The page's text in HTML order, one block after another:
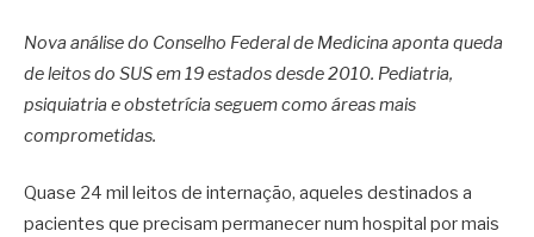
Nova análise do Conselho Federal de Medicina aponta queda
de leitos do SUS em 19 estados desde 2010. Pediatria,
psiquiatria e obstetrícia seguem como áreas mais
comprometidas.
Quase 24 mil leitos de internação, aqueles destinados a
pacientes que precisam permanecer num hospital por mais